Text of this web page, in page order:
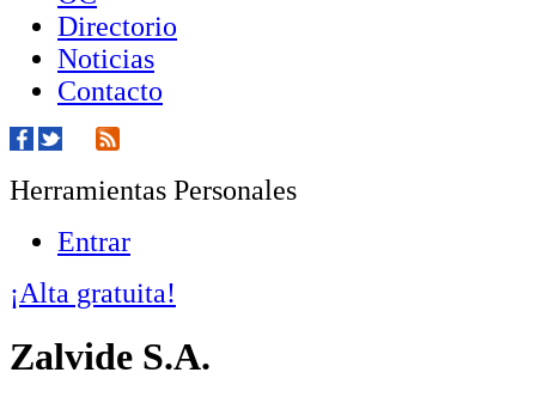
Directorio
Noticias
Contacto
Herramientas Personales
Entrar
¡Alta gratuita!
Zalvide S.A.